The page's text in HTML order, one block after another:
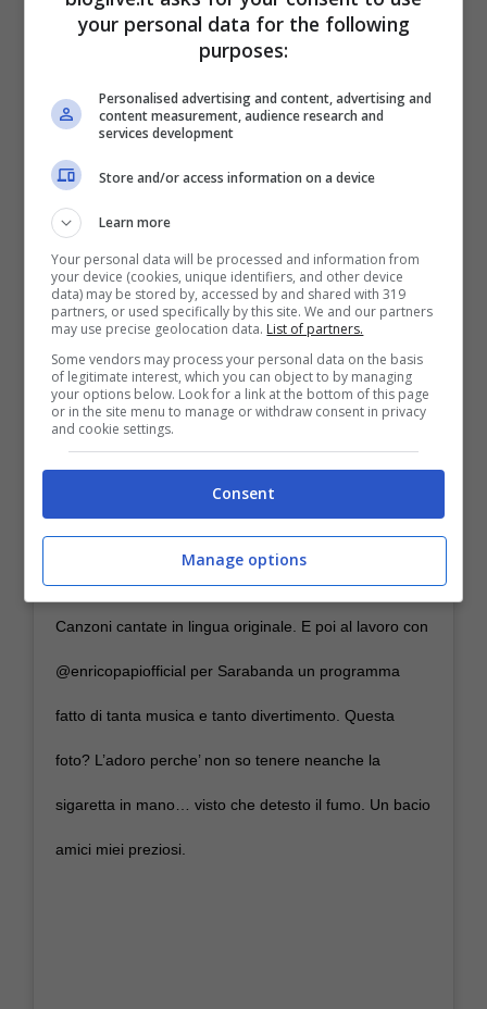
Leggo da qualche parte che potrei entrare al
@grandefratellotv. Non so niente di niente .Nessun
contatto con gli autori. So soltanto, che ieri ho finito di
registrare la mia nuova canzone e sono super felice.
Giorno 15 girero’ il mio nuovo Video e subito dopo un
altro, molto speciale .Ho finito di incidere un disco per
omaggiare alcune cantanti Donne Artiste vere, che
fanno parte ancora della mia vita: @gloriaestefan
#mercedessosa @@alcioneamarrom
@@mariabethaniaofficial #cesariaevora
@marisamonte @donaonete e molte altre ancora.
Canzoni cantate in lingua originale. E poi al lavoro con
@enricopapiofficial per Sarabanda un programma
fatto di tanta musica e tanto divertimento. Questa
foto? L’adoro perche’ non so tenere neanche la
sigaretta in mano… visto che detesto il fumo. Un bacio
amici miei preziosi.
your personal data for the following
purposes:
Personalised advertising and content, advertising and
content measurement, audience research and
services development
Store and/or access information on a device
Learn more
Your personal data will be processed and information from
your device (cookies, unique identifiers, and other device
data) may be stored by, accessed by and shared with 319
partners, or used specifically by this site. We and our partners
may use precise geolocation data. List of partners.
Some vendors may process your personal data on the basis
of legitimate interest, which you can object to by managing
your options below. Look for a link at the bottom of this page
or in the site menu to manage or withdraw consent in privacy
and cookie settings.
Consent
Manage options